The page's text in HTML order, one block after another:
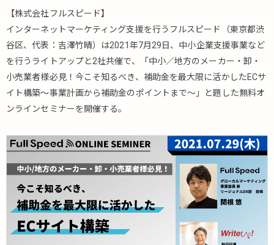
【株式会社フルスピード】
インターネットマーケティング支援を行うフルスピード（東京都渋
谷区、代表：吉澤竹晴）は2021年7月29日、中小企業支援事業など
を行うライトアップと2社共催で、「中小／地方のメーカー・卸・
小売業者様必見！今こそ知るべき、補助金を最大限に活かしたECサ
イト構築～事業計画から補助金のポイントまで～」と題した無料オ
ンラインセミナーを開催する。